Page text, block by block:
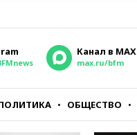
Канал в MAX
max.ru/bfm
ОБЩЕСТВО